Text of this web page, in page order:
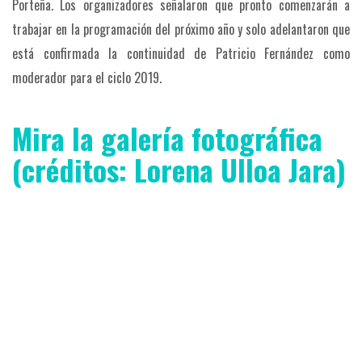
Porteña. Los organizadores señalaron que pronto comenzarán a
trabajar en la programación del próximo año y solo adelantaron que
está confirmada la continuidad de Patricio Fernández como
moderador para el ciclo 2019.
Mira la galería fotográfica
(créditos: Lorena Ulloa Jara)